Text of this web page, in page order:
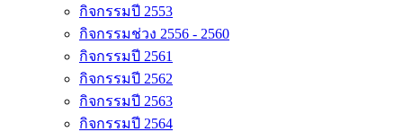
กิจกรรมปี 2553
กิจกรรมช่วง 2556 - 2560
กิจกรรมปี 2561
กิจกรรมปี 2562
กิจกรรมปี 2563
กิจกรรมปี 2564